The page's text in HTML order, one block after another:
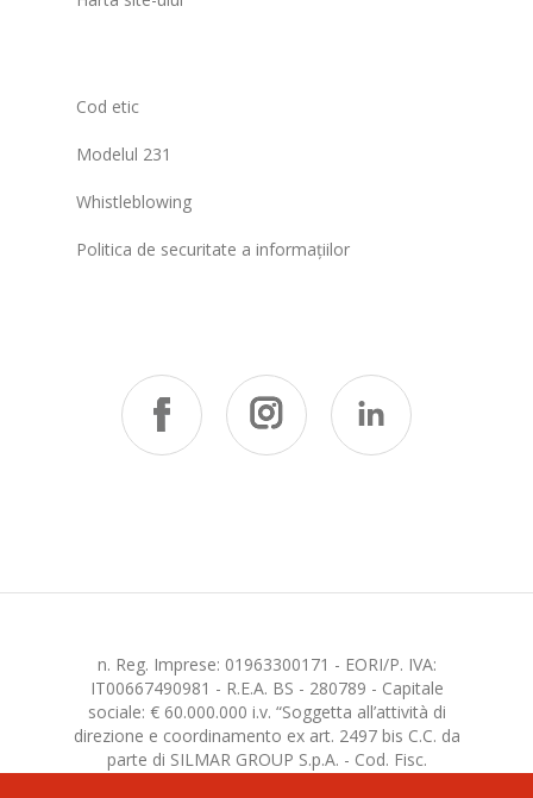
Cod etic
Modelul 231
Whistleblowing
Politica de securitate a informațiilor
n. Reg. Imprese: 01963300171 - EORI/P. IVA:
IT00667490981 - R.E.A. BS - 280789 - Capitale
sociale: € 60.000.000 i.v. “Soggetta all’attività di
direzione e coordinamento ex art. 2497 bis C.C. da
parte di SILMAR GROUP S.p.A. - Cod. Fisc.